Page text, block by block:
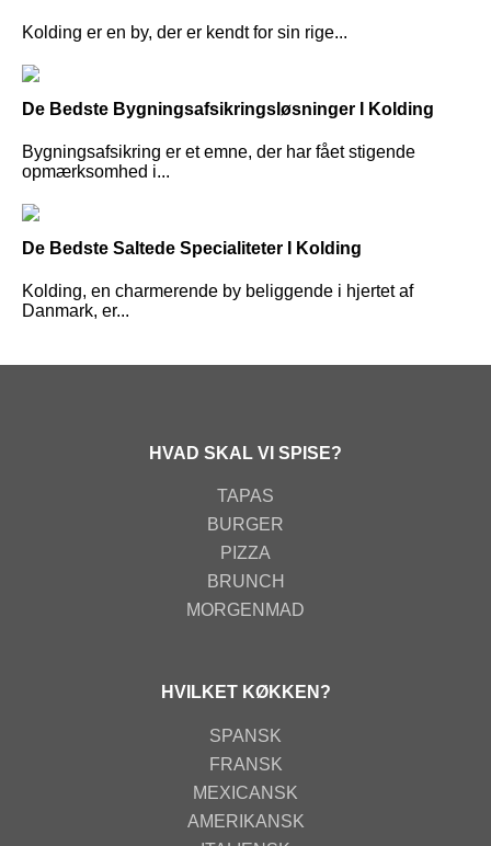
Kolding er en by, der er kendt for sin rige...
De Bedste Bygningsafsikringsløsninger I Kolding
Bygningsafsikring er et emne, der har fået stigende
opmærksomhed i...
De Bedste Saltede Specialiteter I Kolding
Kolding, en charmerende by beliggende i hjertet af
Danmark, er...
HVAD SKAL VI SPISE?
TAPAS
BURGER
PIZZA
BRUNCH
MORGENMAD
HVILKET KØKKEN?
SPANSK
FRANSK
MEXICANSK
AMERIKANSK